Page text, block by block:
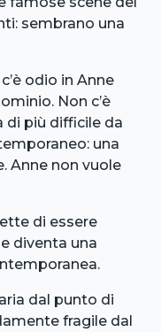
sembrano una
odio in Anne
Non c’è
di più difficile da
una
Anne non vuole
di essere
diventa una
dal punto di
fragile dal